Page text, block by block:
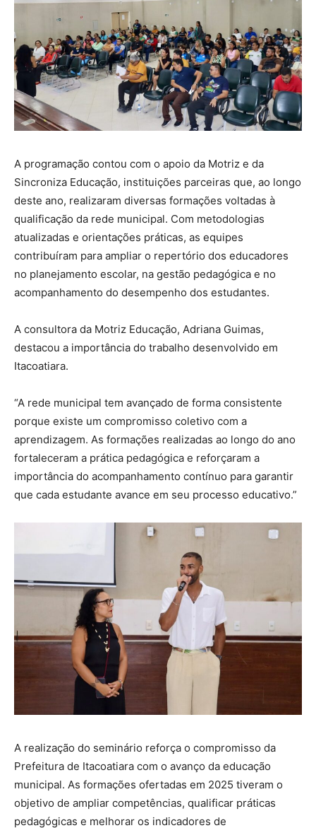
A programação contou com o apoio da Motriz e da
Sincroniza Educação, instituições parceiras que, ao longo
deste ano, realizaram diversas formações voltadas à
qualificação da rede municipal. Com metodologias
atualizadas e orientações práticas, as equipes
contribuíram para ampliar o repertório dos educadores
no planejamento escolar, na gestão pedagógica e no
acompanhamento do desempenho dos estudantes.
A consultora da Motriz Educação, Adriana Guimas,
destacou a importância do trabalho desenvolvido em
Itacoatiara.
“A rede municipal tem avançado de forma consistente
porque existe um compromisso coletivo com a
aprendizagem. As formações realizadas ao longo do ano
fortaleceram a prática pedagógica e reforçaram a
importância do acompanhamento contínuo para garantir
que cada estudante avance em seu processo educativo.”
A realização do seminário reforça o compromisso da
Prefeitura de Itacoatiara com o avanço da educação
municipal. As formações ofertadas em 2025 tiveram o
objetivo de ampliar competências, qualificar práticas
pedagógicas e melhorar os indicadores de